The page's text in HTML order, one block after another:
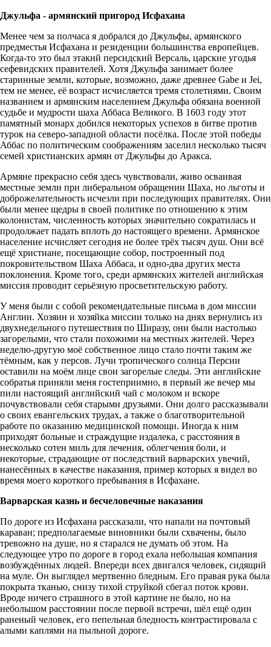
Джульфа - армянский пригород Исфахана
Менее чем за полчаса я добрался до Джульфы, армянского
предместья Исфахана и резиденции большинства европейцев.
Когда-то это был этакий персидский Версаль, царские угодья
сефевидских правителей. Хотя Джульфа занимает более
старинные земли, которые, возможно, даже древнее Gabe и Jei,
тем не менее, её возраст исчисляется тремя столетиями. Своим
названием и армянским населением Джульфа обязана военной
судьбе и мудрости шаха Аббаса Великого. В 1603 году этот
памятный монарх добился некоторых успехов в битве против
турок на северо-западной области посёлка. После этой победы
Аббас по политическим соображениям заселил несколько тысяч
семей христианских армян от Джульфы до Аракса.
Армяне прекрасно себя здесь чувствовали, живо осваивая
местные земли при либеральном обращении Шаха, но льготы и
доброжелательность исчезли при последующих правителях. Они
были менее щедры в своей политике по отношению к этим
колонистам, численность которых значительно сократилась и
продолжает падать вплоть до настоящего времени. Армянское
население исчисляет сегодня не более трёх тысяч душ. Они всё
ещё христиане, посещающие собор, построенный под
покровительством Шаха Аббаса, и одно-два других места
поклонения. Кроме того, среди армянских жителей английская
миссия проводит серьёзную просветительскую работу.
У меня были с собой рекомендательные письма в дом миссии
Англии. Хозяин и хозяйка миссии только на днях вернулись из
двухнедельного путешествия по Ширазу, они были настолько
загорелыми, что стали похожими на местных жителей. Через
неделю-другую моё собственное лицо стало почти таким же
тёмным, как у персов. Лучи тропического солнца Персии
оставили на моём лице свои загорелые следы. Эти английские
собратья приняли меня гостеприимно, в первый же вечер мы
пили настоящий английский чай с молоком и вскоре
почувствовали себя старыми друзьями. Они долго рассказывали
о своих евангельских трудах, а также о благотворительной
работе по оказанию медицинской помощи. Иногда к ним
приходят больные и страждущие издалека, с расстояния в
несколько сотен миль для лечения, облегчения боли, и
некоторые, страдающие от последствий варварских увечий,
нанесённых в качестве наказания, пример которых я видел во
время моего короткого пребывания в Исфахане.
Варварская казнь и бесчеловечные наказания
По дороге из Исфахана рассказали, что напали на почтовый
караван; предполагаемые виновники были схвачены, было
тревожно на душе, но я старался не думать об этом. На
следующее утро по дороге в город ехала небольшая компания
возбуждённых людей. Впереди всех двигался человек, сидящий
на муле. Он выглядел мертвенно бледным. Его правая рука была
покрыта тканью, снизу тихой струйкой сбегал поток крови.
Вроде ничего страшного в этой картине не было, но на
небольшом расстоянии после первой встречи, шёл ещё один
раненый человек, его пепельная бледность контрастировала с
алыми каплями на пыльной дороге.